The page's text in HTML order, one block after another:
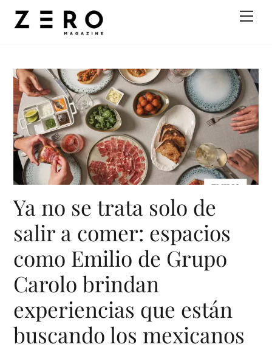
Ya no se trata solo de
salir a comer: espacios
como Emilio de Grupo
Carolo brindan
experiencias que están
buscando los mexicanos